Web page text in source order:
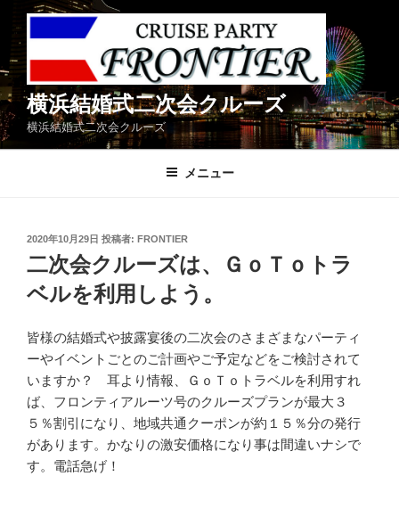
ン
ツ
へ
ス
横浜結婚式二次会クルーズ
横浜結婚式二次会クルーズ
メニュー
投
稿
日:
2020年10月29日 投稿者: FRONTIER
二次会クルーズは、ＧｏＴｏトラ
ベルを利用しよう。
皆様の結婚式や披露宴後の二次会のさまざまなパーティ
ーやイベントごとのご計画やご予定などをご検討されて
いますか？ 耳より情報、ＧｏＴｏトラベルを利用すれ
ば、フロンティアルーツ号のクルーズプランが最大３
５％割引になり、地域共通クーポンが約１５％分の発行
があります。かなりの激安価格になり事は間違いナシで
す。電話急げ！